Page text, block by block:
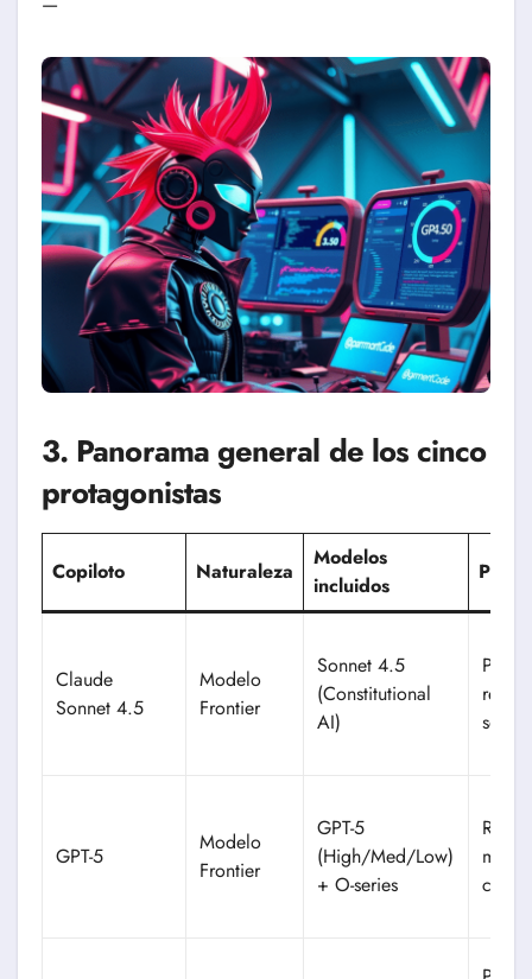
3. Panorama general de los cinco
protagonistas
Copiloto Naturaleza
Modelos
incluidos
Claude
Sonnet 4.5
Modelo
Frontier
Sonnet 4.5
(Constitutional
AI)
GPT-5
Modelo
Frontier
GPT-5
(High/Med/Low)
+ O-series
costo